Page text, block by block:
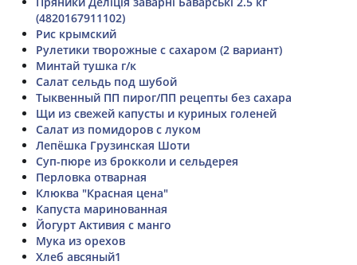
(4820167911102)
Рис крымский
Рулетики творожные с сахаром (2 вариант)
Минтай тушка г/к
Салат сельдь под шубой
Тыквенный ПП пирог/ПП рецепты без сахара
Щи из свежей капусты и куриных голеней
Салат из помидоров с луком
Лепёшка Грузинская Шоти
Суп-пюре из брокколи и сельдерея
Перловка отварная
Клюква "Красная цена"
Капуста маринованная
Йогурт Активия с манго
Мука из орехов
Хлеб авсяный1